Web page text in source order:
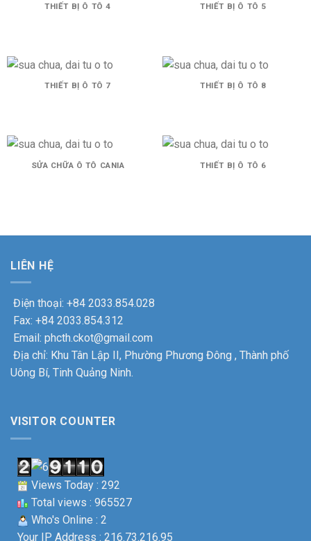
THIẾT BỊ Ô TÔ 4 THIẾT BỊ Ô TÔ 5
THIẾT BỊ Ô TÔ 7 THIẾT BỊ Ô TÔ 8
SỬA CHỮA Ô TÔ CANIA THIẾT BỊ Ô TÔ 6
LIÊN HỆ
Điện thoại: +84 2033.854.028
Fax: +84 2033.854.312
Email: phcth.ckot@gmail.com
Địa chỉ: Khu Tân Lập II, Phường Phương Đông , Thành phố
Uông Bí, Tinh Quảng Ninh.
VISITOR COUNTER
Views Today : 292
Total views : 965527
Who's Online : 2
Your IP Address : 216.73.216.95